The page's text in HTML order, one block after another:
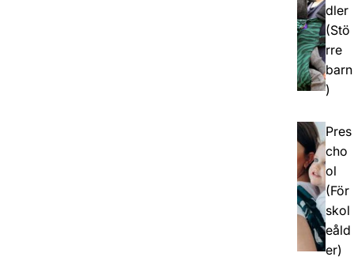
dler
(Stö
rre
barn
)
Pres
cho
ol
(För
skol
eåld
er)